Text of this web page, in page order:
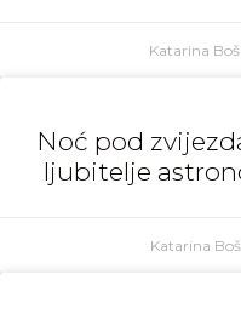
Katarina
Noć pod
ljubitelje
Katarina